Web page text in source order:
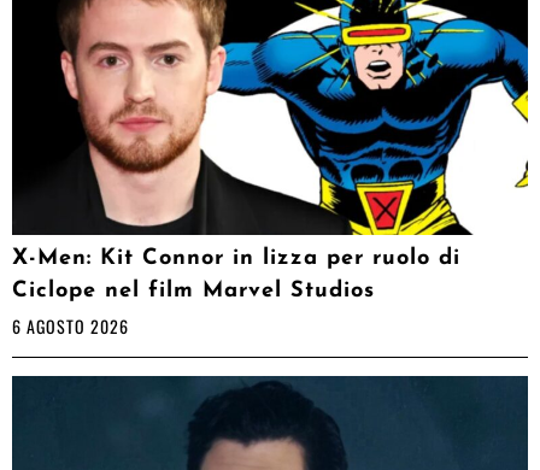
X-Men: Kit Connor in lizza per ruolo di
Ciclope nel film Marvel Studios
6 AGOSTO 2026